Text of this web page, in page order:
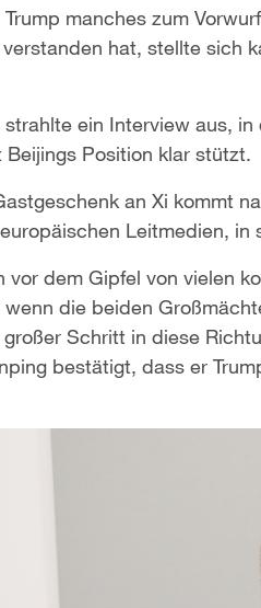
manches zum
hat, stellte sich
strahlte ein Interview aus,
Beijings Position klar stützt.
an Xi kommt
Leitmedien, in
vor dem Gipfel von vielen
die beiden
Schritt in diese
bestätigt, dass er